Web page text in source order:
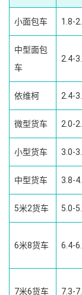
小面包车 1.8-
中型面包
车
2.4-
依维柯 2.4-
微型货车 2.0-
小型货车 3.0-
中型货车 3.8-
5米2货车 5.0-
6米8货车 6.4-
7米6货车 7.3-